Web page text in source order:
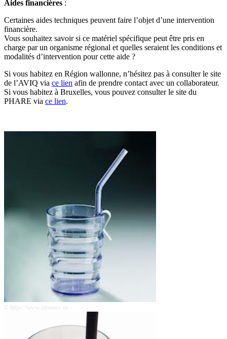
Aides financières :
Certaines aides techniques peuvent faire l’objet d’une intervention
financière.
Vous souhaitez savoir si ce matériel spécifique peut être pris en
charge par un organisme régional et quelles seraient les conditions et
modalités d’intervention pour cette aide ?
Si vous habitez en Région wallonne, n’hésitez pas à consulter le site
de l’AVIQ via ce lien afin de prendre contact avec un collaborateur.
Si vous habitez à Bruxelles, vous pouvez consulter le site du
PHARE via ce lien.
© https://www.identites.eu